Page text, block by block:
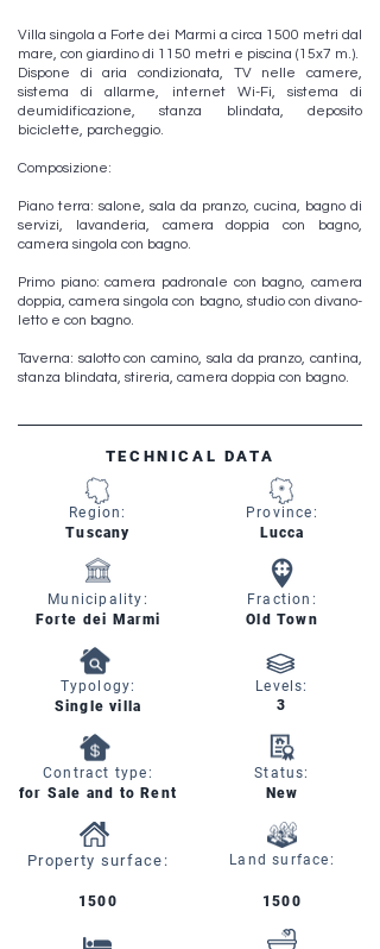
Villa singola a Forte dei Marmi a circa 1500 metri dal
mare, con giardino di 1150 metri e piscina (15x7 m.).
Dispone di aria condizionata, TV nelle camere,
sistema di allarme, internet Wi-Fi, sistema di
deumidificazione, stanza blindata, deposito
biciclette, parcheggio.
Composizione:
Piano terra: salone, sala da pranzo, cucina, bagno di
servizi, lavanderia, camera doppia con bagno,
camera singola con bagno.
Primo piano: camera padronale con bagno, camera
doppia, camera singola con bagno, studio con divano-
letto e con bagno.
Taverna: salotto con camino, sala da pranzo, cantina,
stanza blindata, stireria, camera doppia con bagno.
TECHNICAL DATA
Region:
Tuscany
Lucca
Province:
Municipality:
Forte dei Marmi
Fraction:
Old Town
Typology:
Single villa
Contract type:
for Sale and to Rent
Levels:
3
Status:
New
Property surface: Land surface:
1500 1500